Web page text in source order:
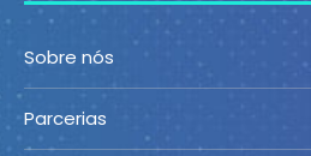
Sobre nós
Parcerias